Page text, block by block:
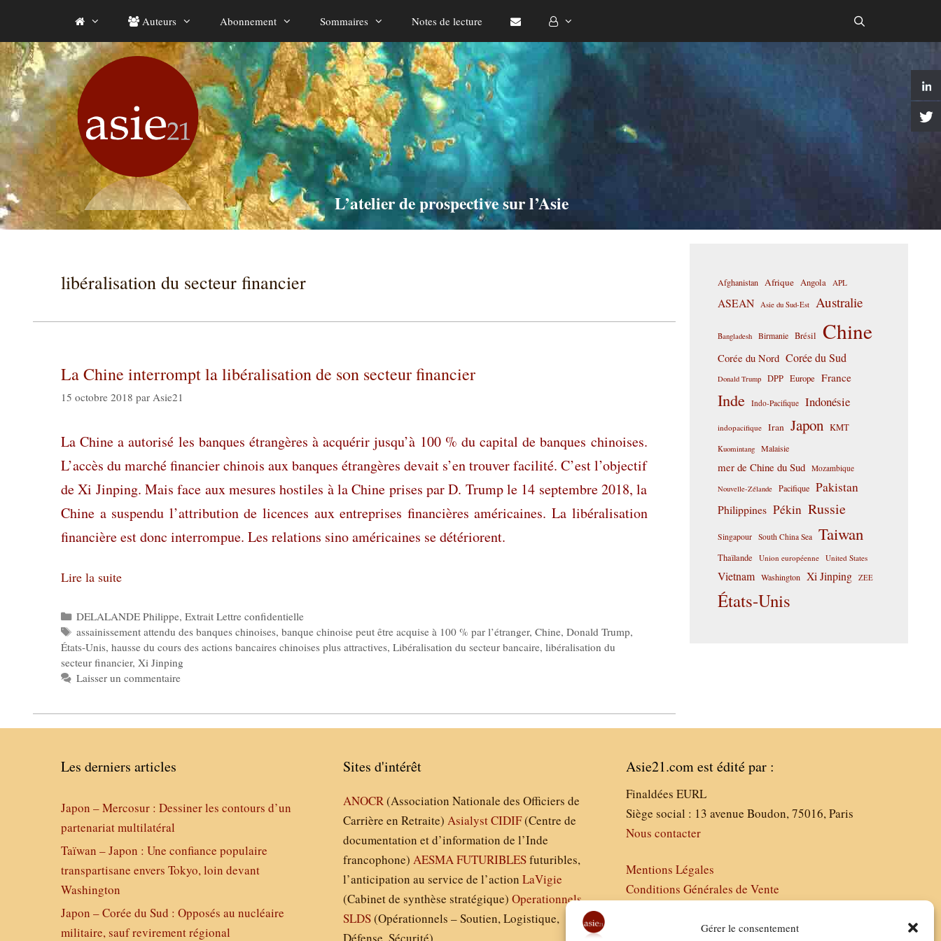
Gérer le consentement
contenu
Auteurs Abonnement Sommaires Notes de lecture
L’atelier de prospective sur l’Asie
libéralisation du secteur financier
La Chine interrompt la libéralisation de son secteur financier
15 octobre 2018 par Asie21
La Chine a autorisé les banques étrangères à acquérir jusqu’à 100 % du capital de banques chinoises.
L’accès du marché financier chinois aux banques étrangères devait s’en trouver facilité. C’est l’objectif
de Xi Jinping. Mais face aux mesures hostiles à la Chine prises par D. Trump le 14 septembre 2018, la
Chine a suspendu l’attribution de licences aux entreprises financières américaines. La libéralisation
financière est donc interrompue. Les relations sino américaines se détériorent.
Lire la suite
Catégories
DELALANDE Philippe,Extrait Lettre confidentielle
Étiquettes
assainissement attendu des banques chinoises,banque chinoise peut être acquise à 100 % par l’étranger,Chine,Donald Trump,
États-Unis, hausse du cours des actions bancaires chinoises plus attractives, Libéralisation du secteur bancaire, libéralisation du
secteur financier, Xi Jinping
Laisser un commentaire
Afghanistan Afrique Angola APL
ASEAN Asie du Sud-Est Australie
Bangladesh Birmanie Brésil Chine
Corée du Nord Corée du Sud
Donald Trump DPP Europe France
Inde Indo-Pacifique Indonésie
indopacifique Iran Japon KMT
Kuomintang Malaisie
mer de Chine du Sud Mozambique
Nouvelle-Zélande Pacifique Pakistan
Philippines Pékin Russie
Singapour South China Sea Taiwan
Thaïlande Union européenne United States
Vietnam Washington Xi Jinping ZEE
États-Unis
Les derniers articles
Japon – Mercosur : Dessiner les contours d’un
partenariat multilatéral
Taïwan – Japon : Une confiance populaire
transpartisane envers Tokyo, loin devant
Washington
Japon – Corée du Sud : Opposés au nucléaire
militaire, sauf revirement régional
Sites d'intérêt
ANOCR(Association Nationale des Officiers de
Carrière en Retraite)AsialystCIDIF(Centre de
documentation et d’information de l’Inde
francophone)AESMAFUTURIBLESfuturibles,
l’anticipation au service de l’actionLaVigie
(Cabinet de synthèse stratégique)Operationnels
SLDS(Opérationnels – Soutien, Logistique,
Asie21.com est édité par :
Finaldées EURL
Siège social : 13 avenue Boudon, 75016, Paris
Nous contacter
Mentions Légales
Conditions Générales de Vente